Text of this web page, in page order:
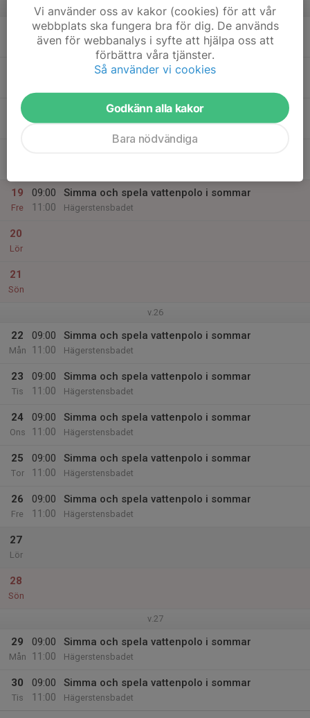
v.25
17
11:00
Simma och spela vattenpolo i sommar
Hägerstensbadet
19
Fre
09:00
11:00
Simma och spela vattenpolo i sommar
Hägerstensbadet
20
Lör
21
Sön
v.26
22
Mån
09:00
11:00
Simma och spela vattenpolo i sommar
Hägerstensbadet
23
Tis
09:00
11:00
Simma och spela vattenpolo i sommar
Hägerstensbadet
24
Ons
09:00
11:00
Simma och spela vattenpolo i sommar
Hägerstensbadet
25
Tor
09:00
11:00
Simma och spela vattenpolo i sommar
Hägerstensbadet
26
Fre
09:00
11:00
Simma och spela vattenpolo i sommar
Hägerstensbadet
27
Lör
28
Sön
v.27
29
Mån
09:00
11:00
Simma och spela vattenpolo i sommar
Hägerstensbadet
30
Tis
09:00
11:00
Simma och spela vattenpolo i sommar
Hägerstensbadet
Vi använder oss av kakor (cookies) för att vår
webbplats ska fungera bra för dig. De används
även för webbanalys i syfte att hjälpa oss att
förbättra våra tjänster.
Så använder vi cookies
Godkänn alla kakor
Bara nödvändiga